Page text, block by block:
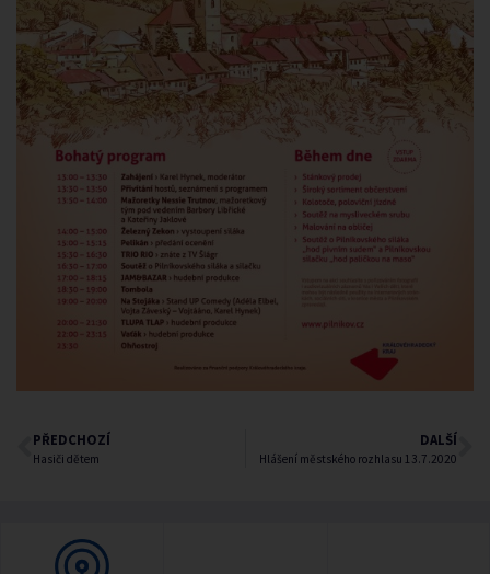
PŘEDCHOZÍ
Hasiči dětem
DALŠÍ
Hlášení městského rozhlasu 13.7.2020